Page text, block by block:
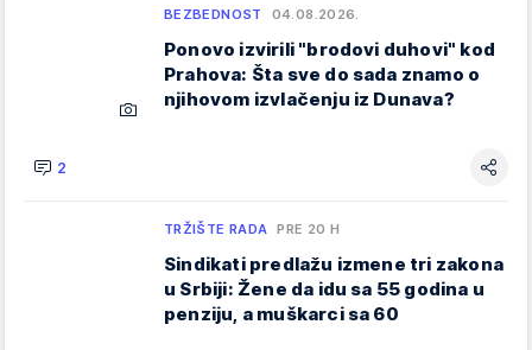
BEZBEDNOST 04.08.2026.
Ponovo izvirili "brodovi duhovi" kod
Prahova: Šta sve do sada znamo o
njihovom izvlačenju iz Dunava?
2
TRŽIŠTE RADA PRE 20 H
Sindikati predlažu izmene tri zakona
u Srbiji: Žene da idu sa 55 godina u
penziju, a muškarci sa 60